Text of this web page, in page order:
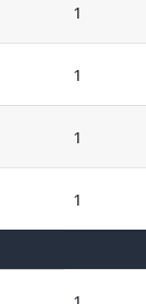
1
1
1
1